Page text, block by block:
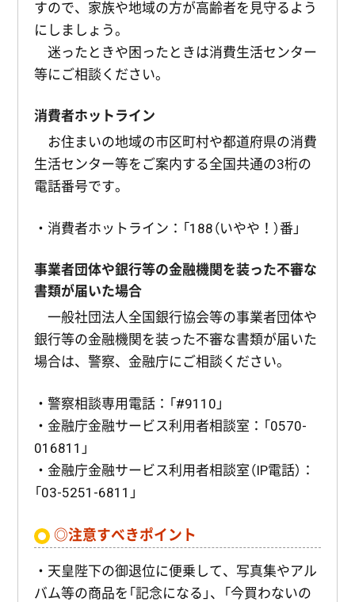
すので、家族や地域の方が高齢者を見守るよう
にしましょう。
迷ったときや困ったときは消費生活センター
等にご相談ください。
消費者ホットライン
お住まいの地域の市区町村や都道府県の消費
生活センター等をご案内する全国共通の3桁の
電話番号です。
・消費者ホットライン：「188（いやや！）番」
事業者団体や銀行等の金融機関を装った不審な
書類が届いた場合
一般社団法人全国銀行協会等の事業者団体や
銀行等の金融機関を装った不審な書類が届いた
場合は、警察、金融庁にご相談ください。
・警察相談専用電話：「#9110」
・金融庁金融サービス利用者相談室：「0570-
016811」
・金融庁金融サービス利用者相談室（IP電話）：
「03-5251-6811」
◎注意すべきポイント
・天皇陛下の御退位に便乗して、写真集やアル
バム等の商品を「記念になる」、「今買わないの